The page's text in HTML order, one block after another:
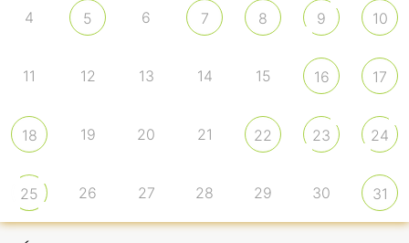
4 5 6 7 8 9 10
11 12 13 14 15 16 17
18 19 20 21 22 23 24
25 26 27 28 29 30 31